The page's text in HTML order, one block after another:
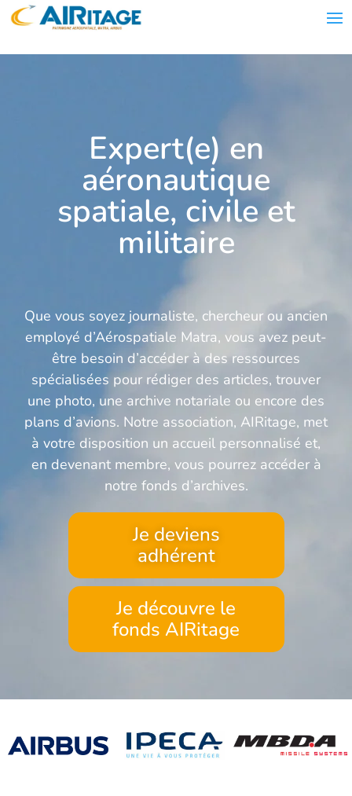
Expert(e) en
aéronautique
spatiale, civile et
militaire
Que vous soyez journaliste, chercheur ou ancien
employé d’Aérospatiale Matra, vous avez peut-
être besoin d’accéder à des ressources
spécialisées pour rédiger des articles, trouver
une photo, une archive notariale ou encore des
plans d’avions. Notre association, AIRitage, met
à votre disposition un accueil personnalisé et,
en devenant membre, vous pourrez accéder à
notre fonds d’archives.
Je deviens
adhérent
Je découvre le
fonds AIRitage